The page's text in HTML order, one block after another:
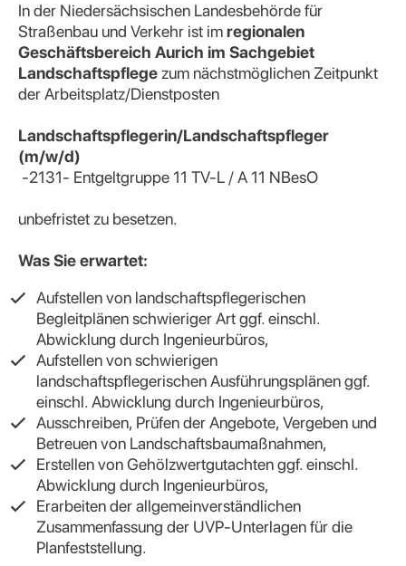
In der Niedersächsischen Landesbehörde für
Straßenbau und Verkehr ist imregionalen
Geschäftsbereich Aurich im Sachgebiet
Landschaftspflegezum nächstmöglichen Zeitpunkt
der Arbeitsplatz/Dienstposten
Landschaftspflegerin/Landschaftspfleger
(m/w/d)
-2131- Entgeltgruppe 11 TV-L / A 11 NBesO
unbefristet zu besetzen.
Was Sie erwartet:
Aufstellen von landschaftspflegerischen
Begleitplänen schwieriger Art ggf. einschl.
Abwicklung durch Ingenieurbüros,
Aufstellen von schwierigen
landschaftspflegerischen Ausführungsplänen ggf.
einschl. Abwicklung durch Ingenieurbüros,
Ausschreiben, Prüfen der Angebote, Vergeben und
Betreuen von Landschaftsbaumaßnahmen,
Erstellen von Gehölzwertgutachten ggf. einschl.
Abwicklung durch Ingenieurbüros,
Erarbeiten der allgemeinverständlichen
Zusammenfassung der UVP-Unterlagen für die
Planfeststellung.